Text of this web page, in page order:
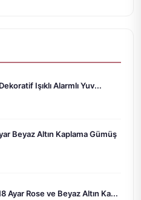
Işıklı Alarmlı Yuv...
Beyaz Altın Kaplama Gümüş
Ayar Rose ve Beyaz Altın Ka...